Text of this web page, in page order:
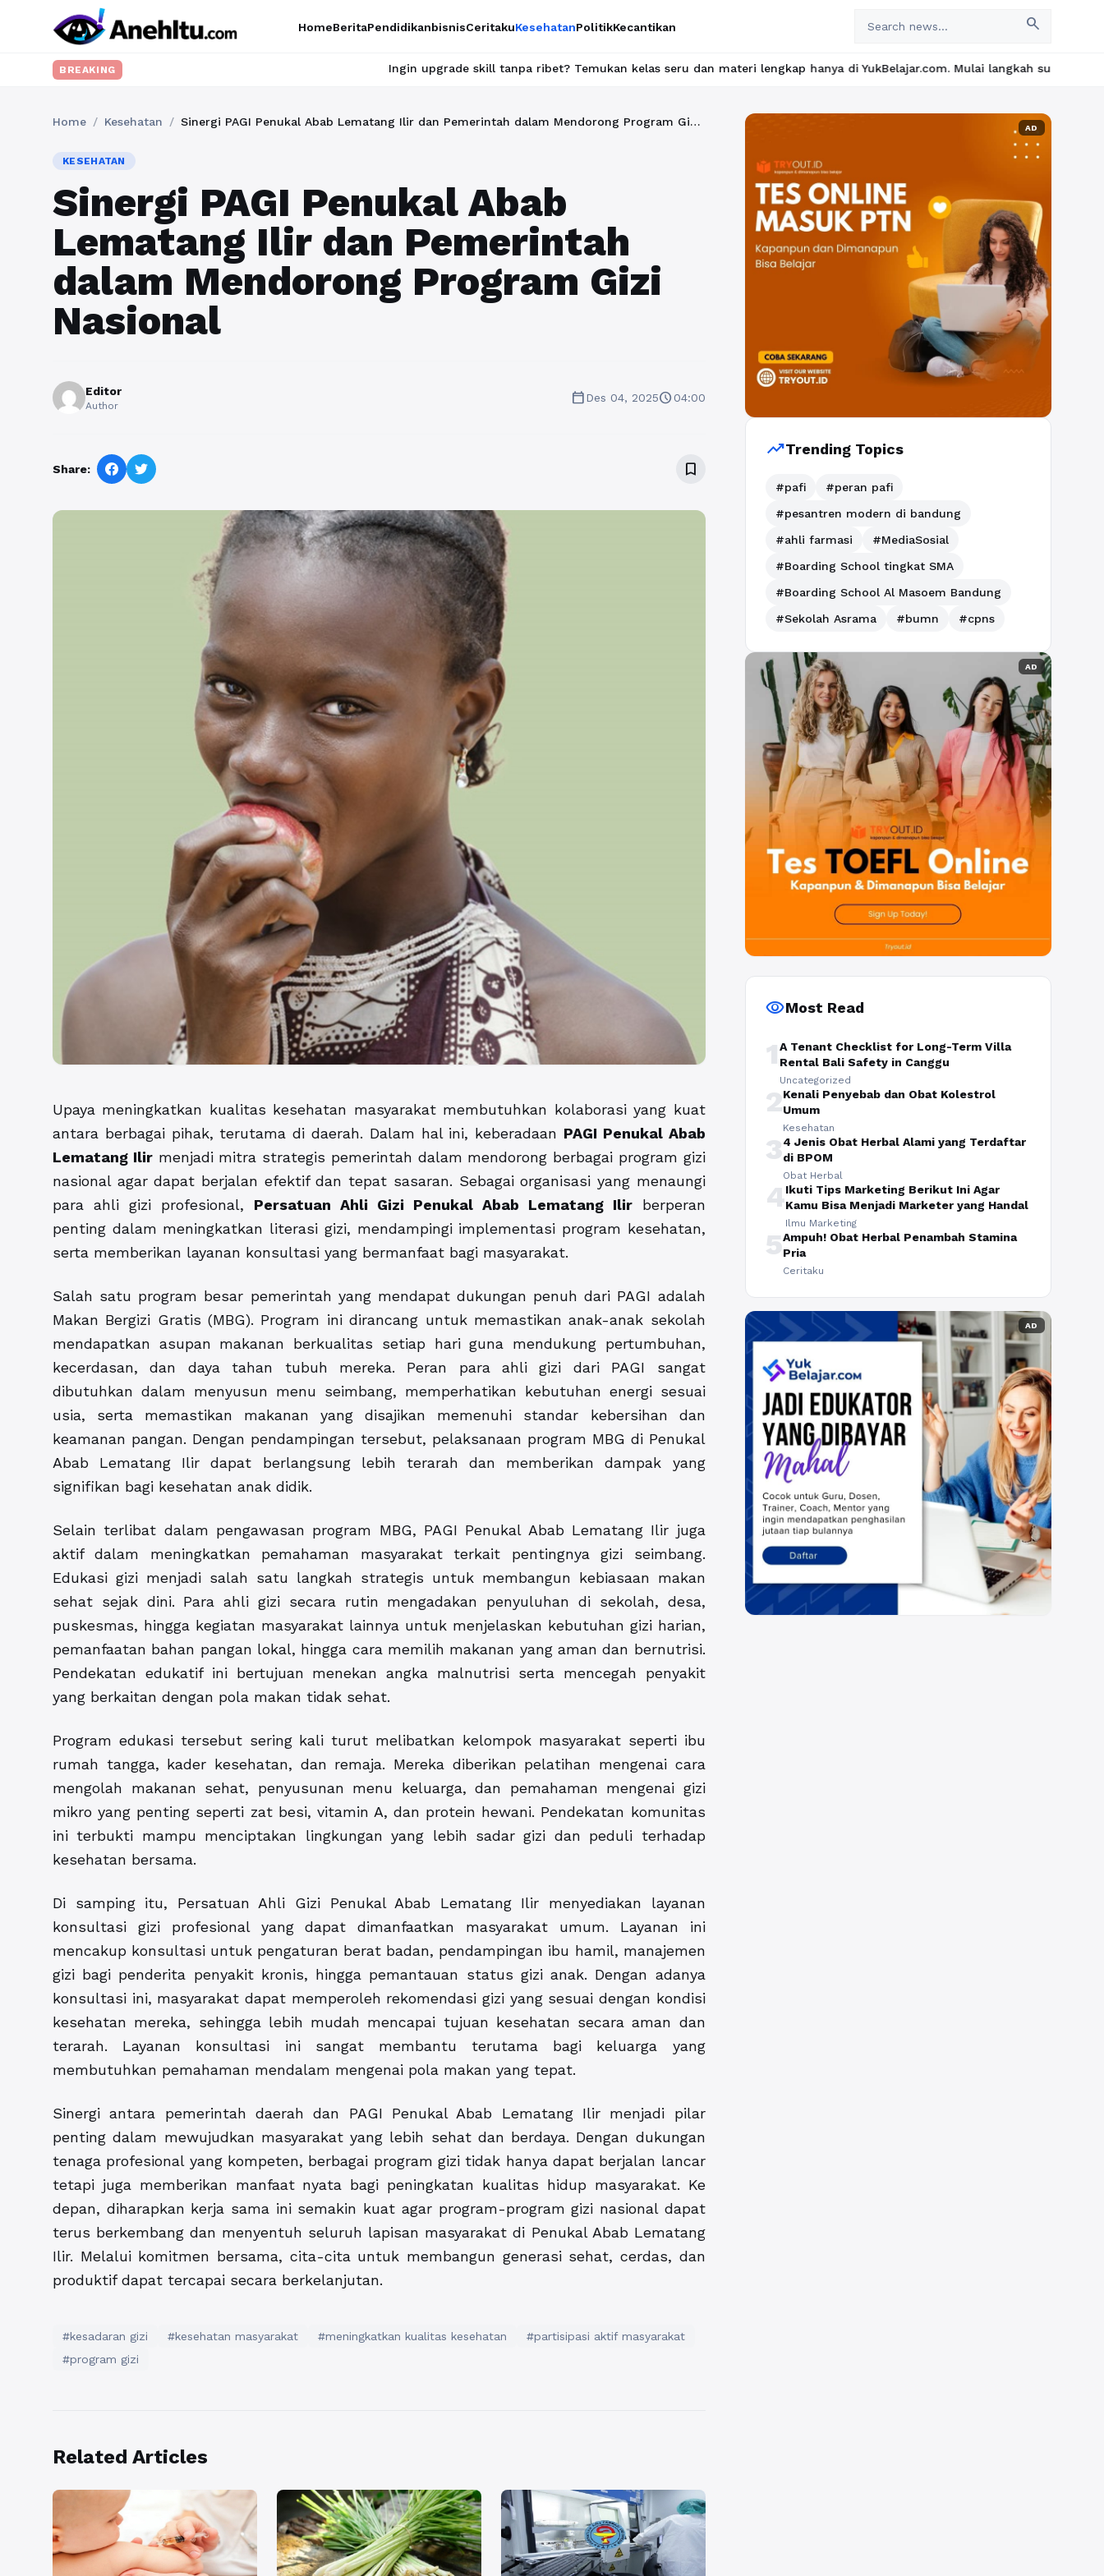
HomeBeritaPendidikanbisnisCeritakuKesehatanPolitikKecantikan search
BREAKING Ingin upgrade skill tanpa ribet? Temukan kelas seru dan materi lengkap hanya di YukBelajar.com. Mulai langkah suksesmu hari ini! • Mau
Home / Kesehatan / Sinergi PAGI Penukal Abab Lematang Ilir dan Pemerintah dalam Mendorong Program Gizi Nasional
KESEHATAN
Sinergi PAGI Penukal Abab
Lematang Ilir dan Pemerintah
dalam Mendorong Program Gizi
Nasional
Editor
Author calendar_todayDes 04, 2025schedule04:00
Share: bookmark_border
Upaya meningkatkan kualitas kesehatan masyarakat membutuhkan kolaborasi yang kuat
antara berbagai pihak, terutama di daerah. Dalam hal ini, keberadaan PAGI Penukal Abab
Lematang Ilirmenjadi mitra strategis pemerintah dalam mendorong berbagai program gizi
nasional agar dapat berjalan efektif dan tepat sasaran. Sebagai organisasi yang menaungi
para ahli gizi profesional, Persatuan Ahli Gizi Penukal Abab Lematang Ilirberperan
penting dalam meningkatkan literasi gizi, mendampingi implementasi program kesehatan,
serta memberikan layanan konsultasi yang bermanfaat bagi masyarakat.
Salah satu program besar pemerintah yang mendapat dukungan penuh dari PAGI adalah
Makan Bergizi Gratis (MBG). Program ini dirancang untuk memastikan anak-anak sekolah
mendapatkan asupan makanan berkualitas setiap hari guna mendukung pertumbuhan,
kecerdasan, dan daya tahan tubuh mereka. Peran para ahli gizi dari PAGI sangat
dibutuhkan dalam menyusun menu seimbang, memperhatikan kebutuhan energi sesuai
usia, serta memastikan makanan yang disajikan memenuhi standar kebersihan dan
keamanan pangan. Dengan pendampingan tersebut, pelaksanaan program MBG di Penukal
Abab Lematang Ilir dapat berlangsung lebih terarah dan memberikan dampak yang
signifikan bagi kesehatan anak didik.
Selain terlibat dalam pengawasan program MBG, PAGI Penukal Abab Lematang Ilir juga
aktif dalam meningkatkan pemahaman masyarakat terkait pentingnya gizi seimbang.
Edukasi gizi menjadi salah satu langkah strategis untuk membangun kebiasaan makan
sehat sejak dini. Para ahli gizi secara rutin mengadakan penyuluhan di sekolah, desa,
puskesmas, hingga kegiatan masyarakat lainnya untuk menjelaskan kebutuhan gizi harian,
pemanfaatan bahan pangan lokal, hingga cara memilih makanan yang aman dan bernutrisi.
Pendekatan edukatif ini bertujuan menekan angka malnutrisi serta mencegah penyakit
yang berkaitan dengan pola makan tidak sehat.
Program edukasi tersebut sering kali turut melibatkan kelompok masyarakat seperti ibu
rumah tangga, kader kesehatan, dan remaja. Mereka diberikan pelatihan mengenai cara
mengolah makanan sehat, penyusunan menu keluarga, dan pemahaman mengenai gizi
mikro yang penting seperti zat besi, vitamin A, dan protein hewani. Pendekatan komunitas
ini terbukti mampu menciptakan lingkungan yang lebih sadar gizi dan peduli terhadap
kesehatan bersama.
Di samping itu, Persatuan Ahli Gizi Penukal Abab Lematang Ilir menyediakan layanan
konsultasi gizi profesional yang dapat dimanfaatkan masyarakat umum. Layanan ini
mencakup konsultasi untuk pengaturan berat badan, pendampingan ibu hamil, manajemen
gizi bagi penderita penyakit kronis, hingga pemantauan status gizi anak. Dengan adanya
konsultasi ini, masyarakat dapat memperoleh rekomendasi gizi yang sesuai dengan kondisi
kesehatan mereka, sehingga lebih mudah mencapai tujuan kesehatan secara aman dan
terarah. Layanan konsultasi ini sangat membantu terutama bagi keluarga yang
membutuhkan pemahaman mendalam mengenai pola makan yang tepat.
Sinergi antara pemerintah daerah dan PAGI Penukal Abab Lematang Ilir menjadi pilar
penting dalam mewujudkan masyarakat yang lebih sehat dan berdaya. Dengan dukungan
tenaga profesional yang kompeten, berbagai program gizi tidak hanya dapat berjalan lancar
tetapi juga memberikan manfaat nyata bagi peningkatan kualitas hidup masyarakat. Ke
depan, diharapkan kerja sama ini semakin kuat agar program-program gizi nasional dapat
terus berkembang dan menyentuh seluruh lapisan masyarakat di Penukal Abab Lematang
Ilir. Melalui komitmen bersama, cita-cita untuk membangun generasi sehat, cerdas, dan
produktif dapat tercapai secara berkelanjutan.
#kesadaran gizi #kesehatan masyarakat #meningkatkan kualitas kesehatan
#partisipasi aktif masyarakat
#program gizi
Related Articles
AD
trending_upTrending Topics
#pafi
#peran pafi
#pesantren modern di bandung
#ahli farmasi
#MediaSosial
#Boarding School tingkat SMA
#Boarding School Al Masoem Bandung
#Sekolah Asrama
#bumn #cpns
AD
visibilityMost Read
1A Tenant Checklist for Long-Term Villa
Rental Bali Safety in Canggu
Uncategorized
2Kenali Penyebab dan Obat Kolestrol
Umum
Kesehatan
34 Jenis Obat Herbal Alami yang Terdaftar
di BPOM
Obat Herbal
4Ikuti Tips Marketing Berikut Ini Agar
Kamu Bisa Menjadi Marketer yang Handal
Ilmu Marketing
5Ampuh! Obat Herbal Penambah Stamina
Pria
Ceritaku
AD